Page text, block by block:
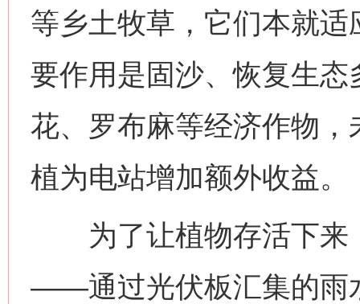
等乡土牧草，它们本就
要作用是固沙、恢复生
花、罗布麻等经济作物
植为电站增加额外收益。
为了让植物存活下来
——通过光伏板汇集的雨